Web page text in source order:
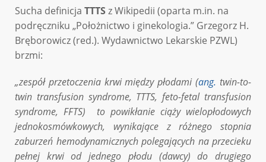
Sucha definicja TTTS z Wikipedii (oparta m.in. na
podręczniku „Położnictwo i ginekologia.” Grzegorz H.
Bręborowicz (red.). Wydawnictwo Lekarskie PZWL)
brzmi:
„zespół przetoczenia krwi między płodami (ang. twin-to-
twin transfusion syndrome, TTTS, feto-fetal transfusion
syndrome, FFTS) to powikłanie ciąży wielopłodowych
jednokosmówkowych, wynikające z różnego stopnia
zaburzeń hemodynamicznych polegających na przecieku
pełnej krwi od jednego płodu (dawcy) do drugiego